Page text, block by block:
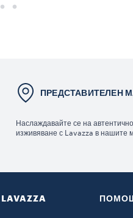
ПРЕДСТАВИТЕЛЕН
Наслаждавайте се на
изживяване с Lavazza в нашите